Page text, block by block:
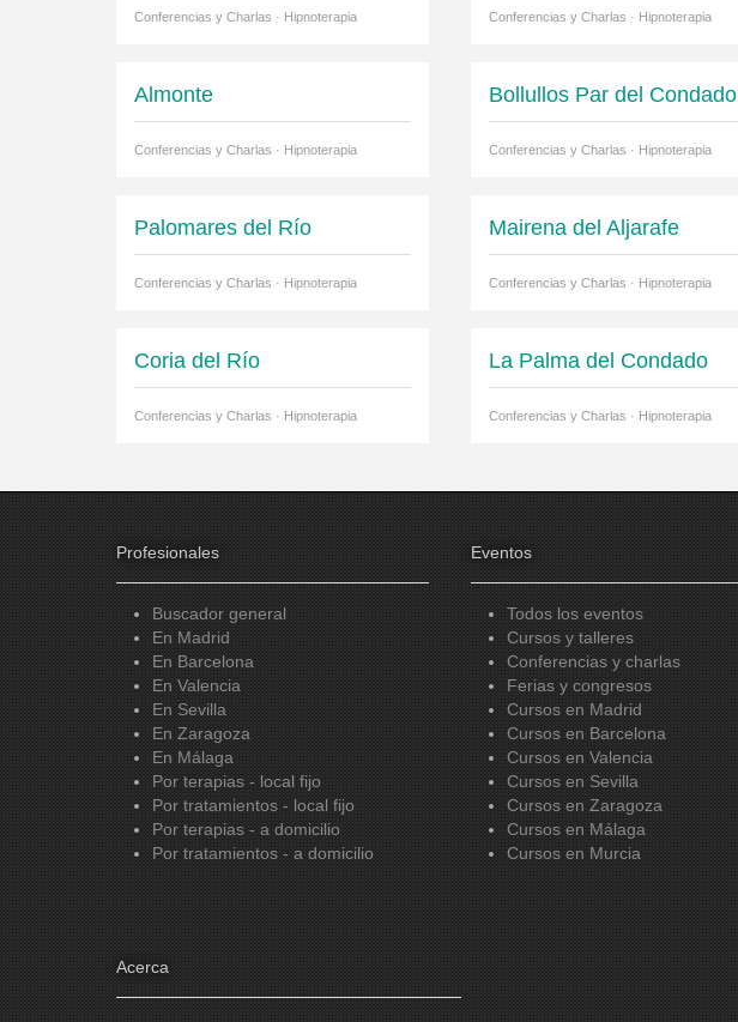
Conferencias y Charlas · Hipnoterapia Conferencias y Charlas · Hipnoterapia
Almonte
Conferencias y Charlas · Hipnoterapia
Bollullos Par del Condado
Conferencias y Charlas · Hipnoterapia
Palomares del Río
Conferencias y Charlas · Hipnoterapia
Mairena del Aljarafe
Conferencias y Charlas · Hipnoterapia
Coria del Río
Conferencias y Charlas · Hipnoterapia
La Palma del Condado
Conferencias y Charlas · Hipnoterapia
Profesionales
Buscador general
En Madrid
En Barcelona
En Valencia
En Sevilla
En Zaragoza
En Málaga
Por terapias - local fijo
Por tratamientos - local fijo
Por terapias - a domicilio
Por tratamientos - a domicilio
Eventos
Todos los eventos
Cursos y talleres
Conferencias y charlas
Ferias y congresos
Cursos en Madrid
Cursos en Barcelona
Cursos en Valencia
Cursos en Sevilla
Cursos en Zaragoza
Cursos en Málaga
Cursos en Murcia
Acerca